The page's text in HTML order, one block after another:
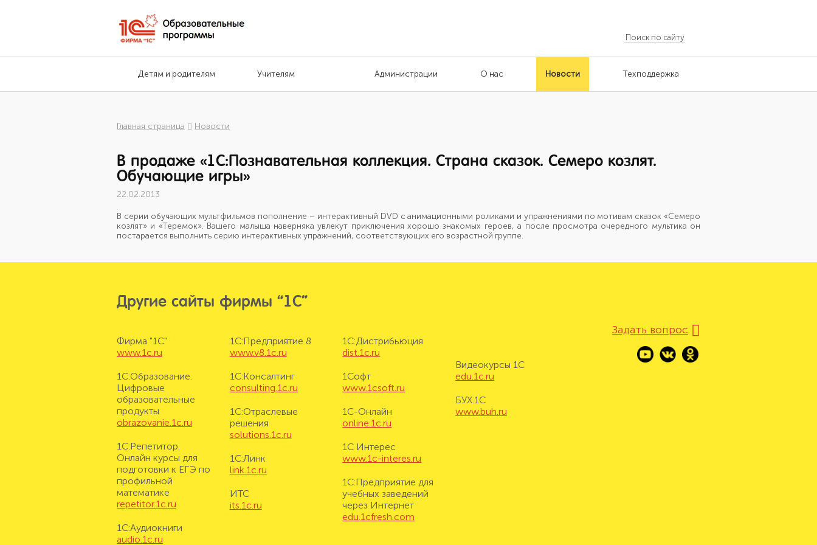
Детям и родителям Учителям Администрации О нас Новости Техподдержка
Главная страница Новости
В продаже «1С:Познавательная коллекция. Страна сказок. Семеро козлят.
Обучающие игры»
22.02.2013
В серии обучающих мультфильмов пополнение – интерактивный DVD с анимационными роликами и упражнениями по мотивам сказок «Семеро
козлят» и «Теремок». Вашего малыша наверняка увлекут приключения хорошо знакомых героев, а после просмотра очередного мультика он
постарается выполнить серию интерактивных упражнений, соответствующих его возрастной группе.
Другие сайты фирмы “1С”
Фирма "1С"
www.1c.ru
1С:Образование.
Цифровые
образовательные
продукты
obrazovanie.1c.ru
1С:Репетитор.
Онлайн курсы для
подготовки к ЕГЭ по
профильной
математике
repetitor.1c.ru
1С:Аудиокниги
audio.1c.ru
1С:Предприятие 8
www.v8.1c.ru
1С:Консалтинг
consulting.1c.ru
1С:Отраслевые
решения
solutions.1c.ru
1С:Линк
link.1c.ru
ИТС
its.1c.ru
1С:Дистрибьюция
dist.1c.ru
1Софт
www.1csoft.ru
1С-Онлайн
online.1c.ru
1С Интерес
www.1c-interes.ru
1С:Предприятие для
учебных заведений
через Интернет
edu.1cfresh.com
Видеокурсы 1С
edu.1c.ru
БУХ.1С
www.buh.ru
Задать вопрос